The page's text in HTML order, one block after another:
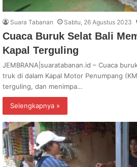
Suara Tabanan Sabtu, 26 Agustus 2023
Cuaca Buruk Selat Bali
Kapal Terguling
JEMBRANA|suaratabanan.id – Cuaca
truk di dalam Kapal Motor Penumpang
terguling, dan menimpa…
Selengkapnya »